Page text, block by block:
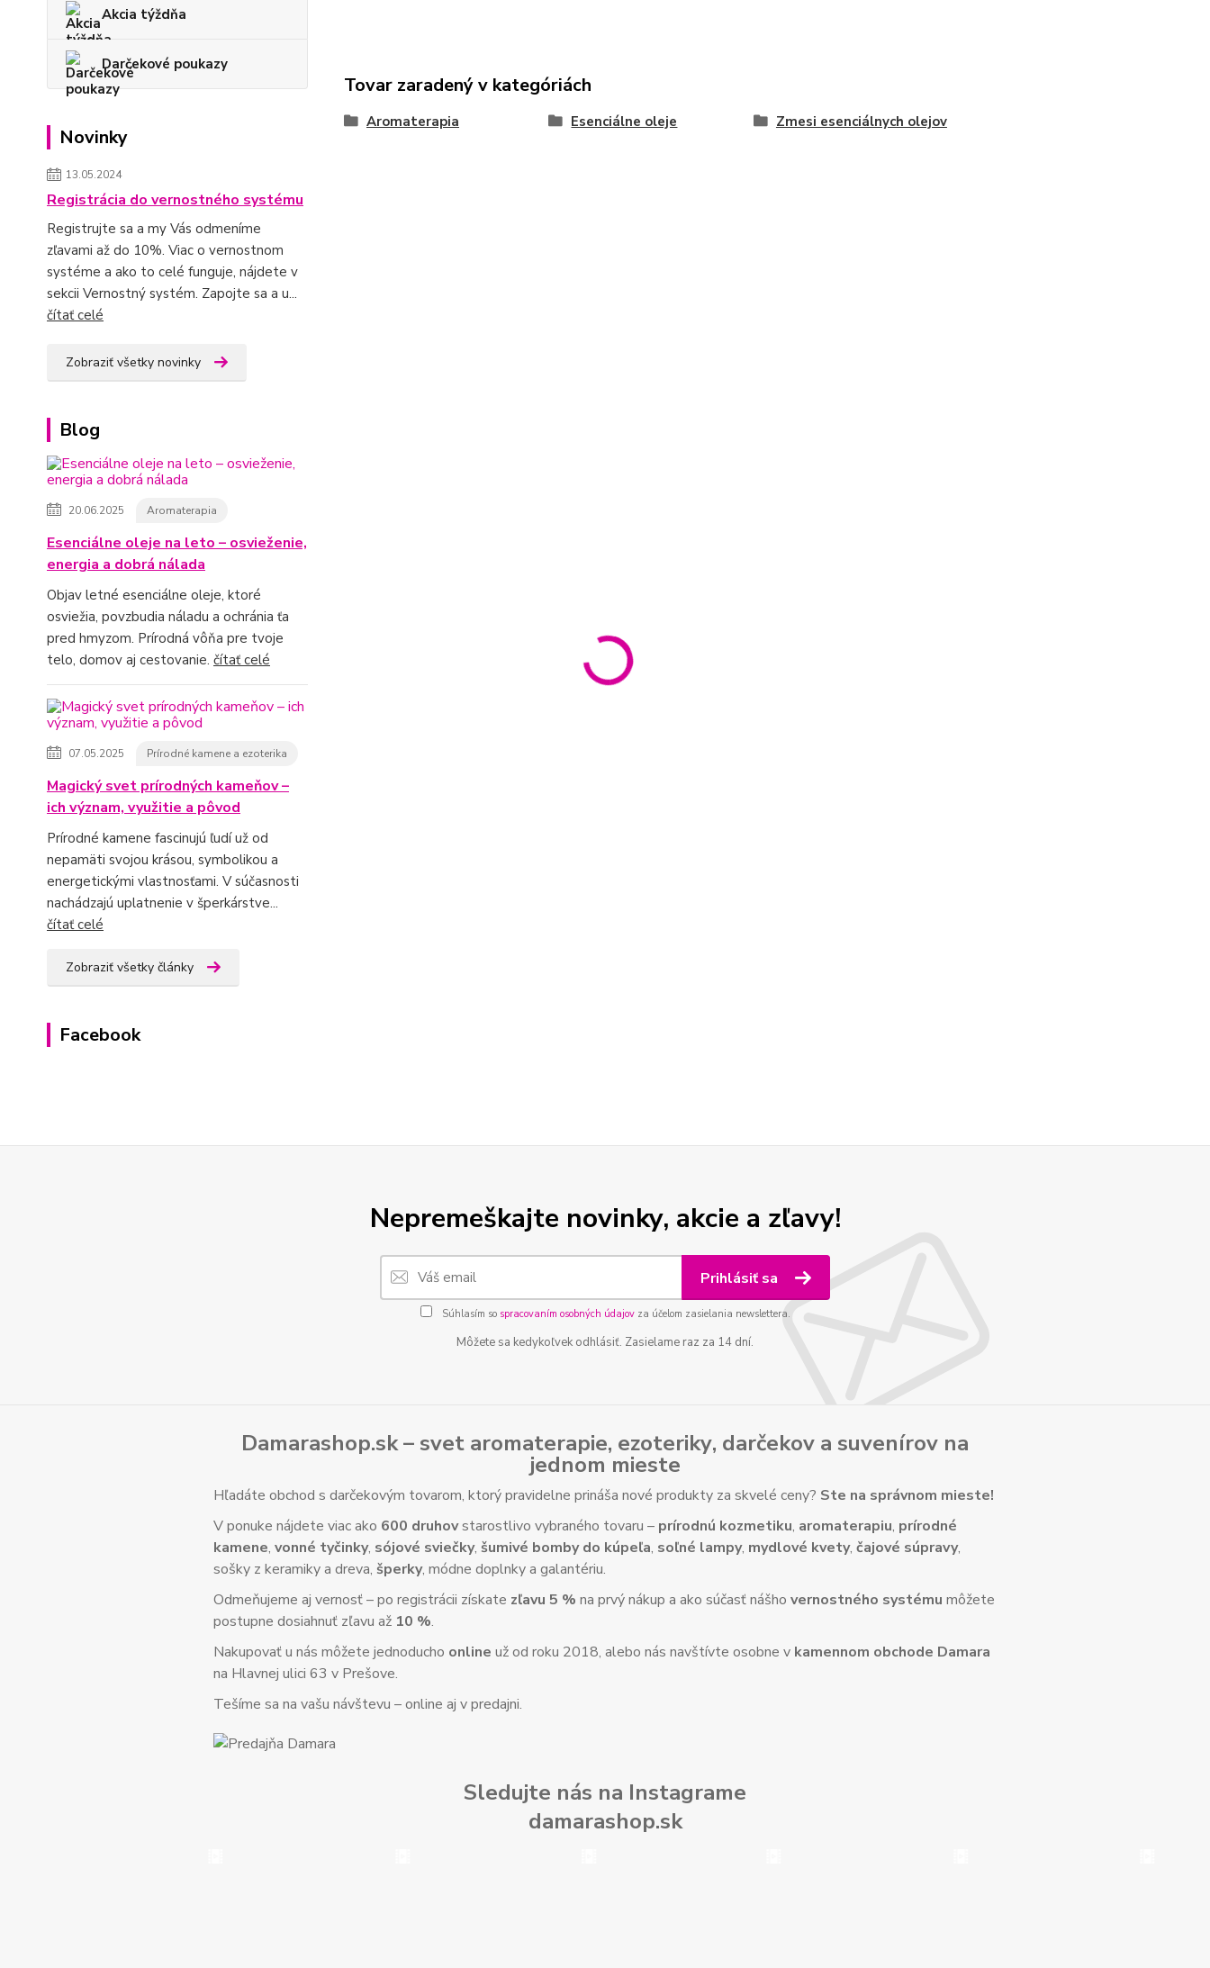
Akcia týždňa
Darčekové poukazy
Novinky
13.05.2024
Registrácia do vernostného systému
Registrujte sa a my Vás odmeníme
zľavami až do 10%. Viac o vernostnom
systéme a ako to celé funguje, nájdete v
sekcii Vernostný systém. Zapojte sa a u...
čítať celé
Zobraziť všetky novinky
Blog
20.06.2025 Aromaterapia
Esenciálne oleje na leto – osvieženie,
energia a dobrá nálada
Objav letné esenciálne oleje, ktoré
osviežia, povzbudia náladu a ochránia ťa
pred hmyzom. Prírodná vôňa pre tvoje
telo, domov aj cestovanie. čítať celé
07.05.2025 Prírodné kamene a ezoterika
Magický svet prírodných kameňov –
ich význam, využitie a pôvod
Prírodné kamene fascinujú ľudí už od
nepamäti svojou krásou, symbolikou a
energetickými vlastnosťami. V súčasnosti
nachádzajú uplatnenie v šperkárstve...
čítať celé
Zobraziť všetky články
Facebook
Tovar zaradený v kategóriách
Aromaterapia Esenciálne oleje Zmesi esenciálnych olejov
Nepremeškajte novinky, akcie a zľavy!
Prihlásiť sa
Súhlasím so spracovaním osobných údajovza účelom zasielania newslettera.
Môžete sa kedykoľvek odhlásiť. Zasielame raz za 14 dní.
Damarashop.sk – svet aromaterapie, ezoteriky, darčekov a suvenírov na
jednom mieste
Hľadáte obchod s darčekovým tovarom, ktorý pravidelne prináša nové produkty za skvelé ceny? Ste na správnom mieste!
V ponuke nájdete viac ako 600 druhovstarostlivo vybraného tovaru – prírodnú kozmetiku, aromaterapiu, prírodné
kamene, vonné tyčinky, sójové sviečky, šumivé bomby do kúpeľa, soľné lampy, mydlové kvety, čajové súpravy,
sošky z keramiky a dreva, šperky, módne doplnky a galantériu.
Odmeňujeme aj vernosť – po registrácii získate zľavu 5 % na prvý nákup a ako súčasť nášho vernostného systému môžete
postupne dosiahnuť zľavu až 10 %.
Nakupovať u nás môžete jednoducho online už od roku 2018, alebo nás navštívte osobne v kamennom obchode Damara
na Hlavnej ulici 63 v Prešove.
Tešíme sa na vašu návštevu – online aj v predajni.
Sledujte nás na Instagrame
damarashop.sk